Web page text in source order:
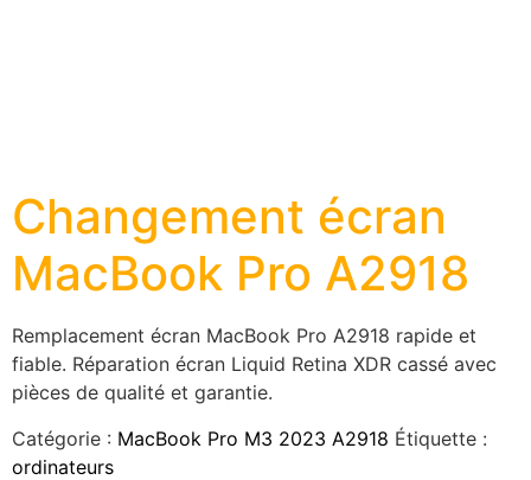
Changement écran
MacBook Pro A2918
Remplacement écran MacBook Pro A2918 rapide et
fiable. Réparation écran Liquid Retina XDR cassé avec
pièces de qualité et garantie.
Catégorie : MacBook Pro M3 2023 A2918 Étiquette :
ordinateurs